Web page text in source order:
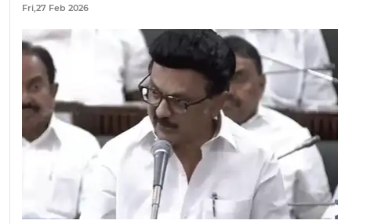
Fri,27 Feb 2026